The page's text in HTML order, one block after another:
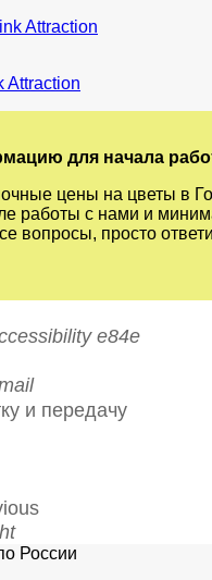
Attraction
для начала
цены на цветы в
работы с нами и
вопросы, просто
e84e
и передачу
России